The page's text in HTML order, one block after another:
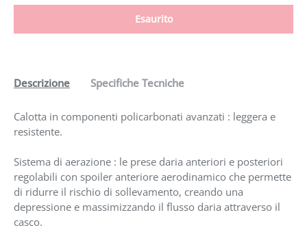
Esaurito
Descrizione Specifiche Tecniche
Calotta in componenti policarbonati avanzati : leggera e
resistente.
Sistema di aerazione : le prese daria anteriori e posteriori
regolabili con spoiler anteriore aerodinamico che permette
di ridurre il rischio di sollevamento, creando una
depressione e massimizzando il flusso daria attraverso il
casco.